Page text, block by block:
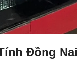
Đồng Nai